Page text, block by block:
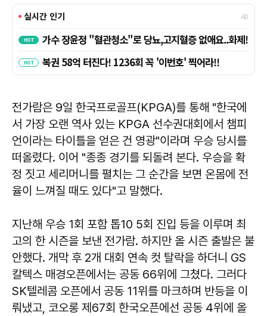
전가람은 9일 한국프로골프(KPGA)를 통해 "한국에
서 가장 오랜 역사 있는 KPGA 선수권대회에서 챔피
언이라는 타이틀을 얻은 건 영광"이라며 우승 당시를
떠올렸다. 이어 "종종 경기를 되돌려 본다. 우승을 확
정 짓고 세리머니를 펼치는 그 순간을 보면 온몸에 전
율이 느껴질 때도 있다"고 말했다.
지난해 우승 1회 포함 톱10 5회 진입 등을 이루며 최
고의 한 시즌을 보낸 전가람. 하지만 올 시즌 출발은 불
안했다. 개막 후 2개 대회 연속 컷 탈락을 하더니 GS
칼텍스 매경오픈에서는 공동 66위에 그쳤다. 그러다
SK텔레콤 오픈에서 공동 11위를 마크하며 반등을 이
뤄냈고, 코오롱 제67회 한국오픈에선 공동 4위에 올